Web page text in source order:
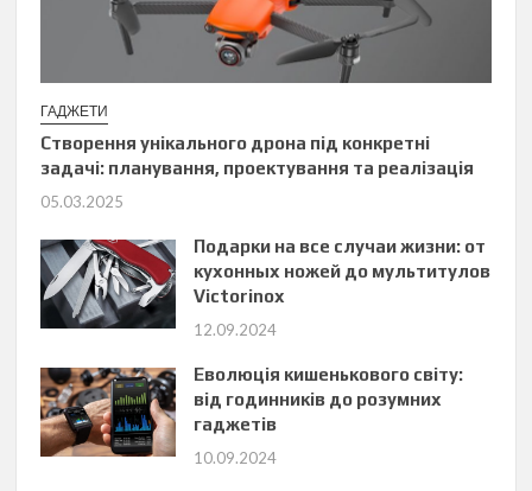
ГАДЖЕТИ
Створення унікального дрона під конкретні
задачі: планування, проектування та реалізація
05.03.2025
Подарки на все случаи жизни: от
кухонных ножей до мультитулов
Victorinox
12.09.2024
Еволюція кишенькового світу:
від годинників до розумних
гаджетів
10.09.2024